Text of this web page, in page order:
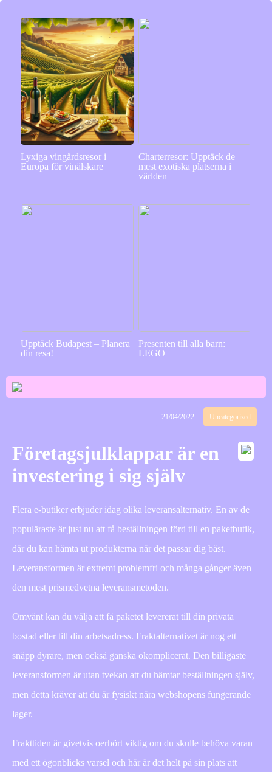
Lyxiga vingårdsresor i
Europa för vinälskare
Charterresor: Upptäck de
mest exotiska platserna i
världen
Upptäck Budapest – Planera
din resa!
Presenten till alla barn:
LEGO
21/04/2022 Uncategorized
Företagsjulklappar är en
investering i sig själv
Flera e-butiker erbjuder idag olika leveransalternativ. En av de
populäraste är just nu att få beställningen förd till en paketbutik,
där du kan hämta ut produkterna när det passar dig bäst.
Leveransformen är extremt problemfri och många gånger även
den mest prismedvetna leveransmetoden.
Omvänt kan du välja att få paketet levererat till din privata
bostad eller till din arbetsadress. Fraktalternativet är nog ett
snäpp dyrare, men också ganska okomplicerat. Den billigaste
leveransformen är utan tvekan att du hämtar beställningen själv,
men detta kräver att du är fysiskt nära webshopens fungerande
lager.
Frakttiden är givetvis oerhört viktig om du skulle behöva varan
med ett ögonblicks varsel och här är det helt på sin plats att